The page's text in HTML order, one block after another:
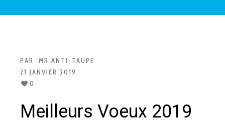
PAR :MR ANTI-TAUPE
21 JANVIER 2019
0
Meilleurs Voeux 2019